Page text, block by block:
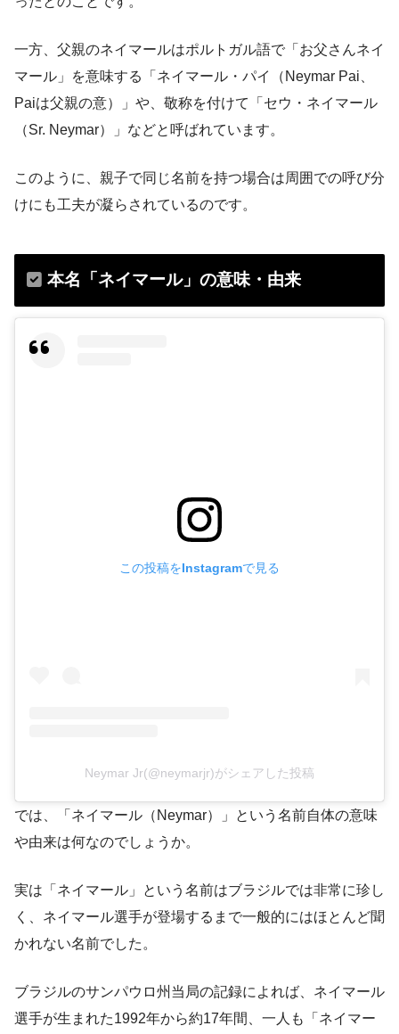
一方、父親のネイマールはポルトガル語で「お父さんネイ
マール」を意味する「ネイマール・パイ（Neymar Pai、
Paiは父親の意）」や、敬称を付けて「セウ・ネイマール
（Sr. Neymar）」などと呼ばれています​。
このように、親子で同じ名前を持つ場合は周囲での呼び分
けにも工夫が凝らされているのです。
本名「ネイマール」の意味・由来
この投稿をInstagramで見る
Neymar Jr(@neymarjr)がシェアした投稿
では、「ネイマール（Neymar）」という名前自体の意味
や由来は何なのでしょうか。
実は「ネイマール」という名前はブラジルでは非常に珍し
く、ネイマール選手が登場するまで一般的にはほとんど聞
かれない名前でした​。
ブラジルのサンパウロ州当局の記録によれば、ネイマール
選手が生まれた1992年から約17年間、一人も「ネイマー